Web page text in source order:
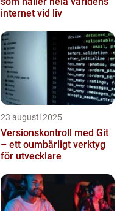
internet vid liv
23 augusti 2025
Versionskontroll med Git
– ett oumbärligt verktyg
för utvecklare